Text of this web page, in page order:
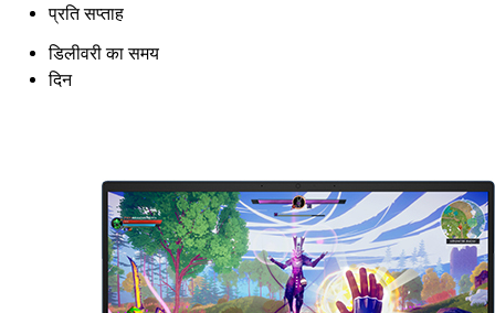
प्रति सप्ताह
डिलीवरी का समय
दिन